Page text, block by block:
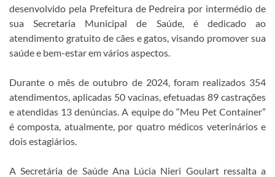
desenvolvido pela Prefeitura de Pedreira por intermédio de
sua Secretaria Municipal de Saúde, é dedicado ao
atendimento gratuito de cães e gatos, visando promover sua
saúde e bem-estar em vários aspectos.
Durante o mês de outubro de 2024, foram realizados 354
atendimentos, aplicadas 50 vacinas, efetuadas 89 castrações
e atendidas 13 denúncias. A equipe do “Meu Pet Container”
é composta, atualmente, por quatro médicos veterinários e
dois estagiários.
A Secretária de Saúde Ana Lúcia Nieri Goulart ressalta a